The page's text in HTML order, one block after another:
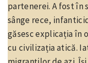
partenerei. A fost în
sânge rece,
găsesc explicația în
cu civilizația atică.